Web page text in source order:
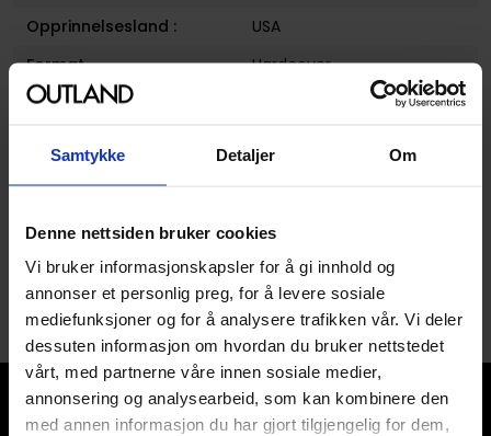
Samtykke Detaljer Om
Denne nettsiden bruker cookies
Vi bruker informasjonskapsler for å gi innhold og
annonser et personlig preg, for å levere sosiale
mediefunksjoner og for å analysere trafikken vår. Vi deler
dessuten informasjon om hvordan du bruker nettstedet
vårt, med partnerne våre innen sosiale medier,
annonsering og analysearbeid, som kan kombinere den
med annen informasjon du har gjort tilgjengelig for dem,
Opprinnelsesland :
USA
Format
Hardcover
Utgiver
Cappelen Damm
Avansert Format